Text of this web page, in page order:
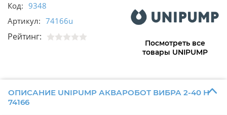
Код: 9348
Артикул: 74166u
Рейтинг:
Посмотреть все
товары UNIPUMP
ОПИСАНИЕ UNIPUMP АКВАРОБОТ ВИБРА 2-40 Н
74166